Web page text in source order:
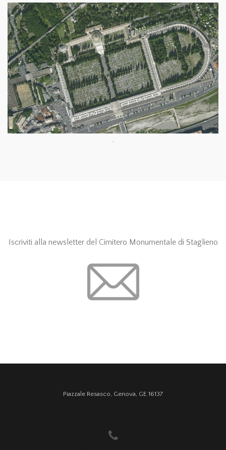
.
Iscriviti alla newsletter del Cimitero Monumentale di Staglieno
Piazzale Resasco, Genova, GE 16137